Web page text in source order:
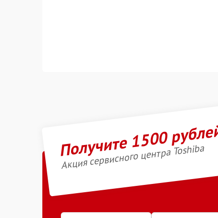
Получите 1500
Акция сервисного центра Toshiba